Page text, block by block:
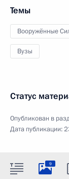
Темы
Вооружённые
Вузы
Статус
Опубликован в
Дата публикации:
9